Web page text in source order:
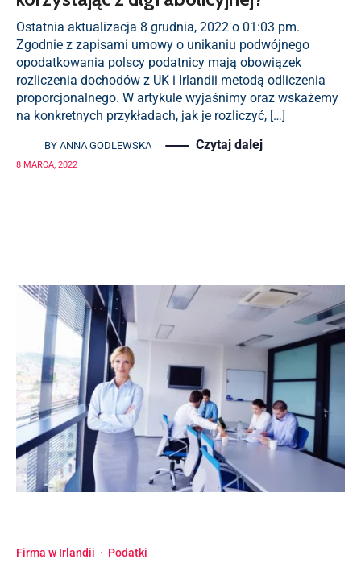
Ostatnia aktualizacja 8 grudnia, 2022 o 01:03 pm.
Zgodnie z zapisami umowy o unikaniu podwójnego
opodatkowania polscy podatnicy mają obowiązek
rozliczenia dochodów z UK i Irlandii metodą odliczenia
proporcjonalnego. W artykule wyjaśnimy oraz wskażemy
na konkretnych przykładach, jak je rozliczyć, […]
BY ANNA GODLEWSKA Czytaj dalej
8 MARCA, 2022
Firma w Irlandii · Podatki